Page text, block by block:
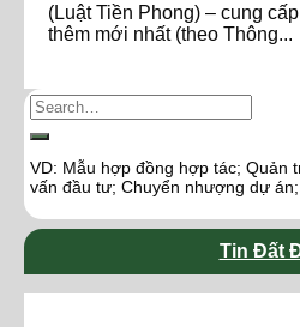
(Luật Tiền Phong) – cung
thêm mới nhất (theo Thông...
VD: Mẫu hợp đồng hợp tác; Quản
vấn đầu tư; Chuyển nhượng dự
Tin Đất